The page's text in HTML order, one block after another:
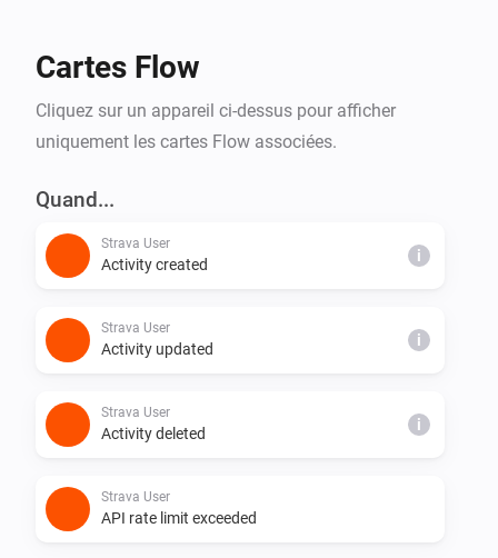
Cartes Flow
Cliquez sur un appareil ci-dessus pour afficher
uniquement les cartes Flow associées.
Quand...
Strava User
Activity created i
Strava User
Activity updated i
Strava User
Activity deleted i
Strava User
API rate limit exceeded